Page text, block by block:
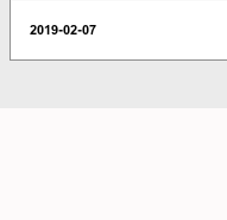
2019-02-07